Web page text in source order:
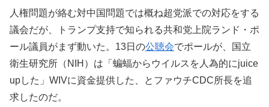
人権問題が絡む対中国問題では概ね超党派での対応をする
議会だが、トランプ支持で知られる共和党上院ランド・ポ
ール議員がまず動いた。13日の公聴会でポールが、国立
衛生研究所（NIH）は「蝙蝠からウイルスを人為的にjuice
upした」WIVに資金提供した、とファウチCDC所長を追
求したのだ。